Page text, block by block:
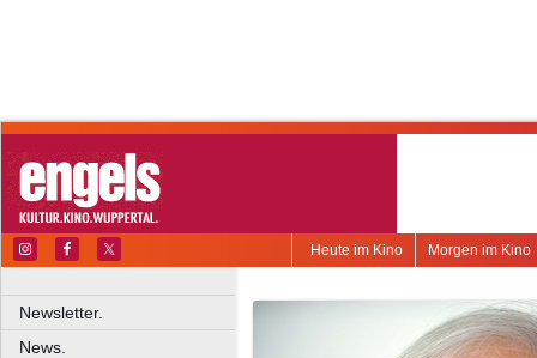
Morgen im Kino
Heute im Kino
Newsletter.
News.